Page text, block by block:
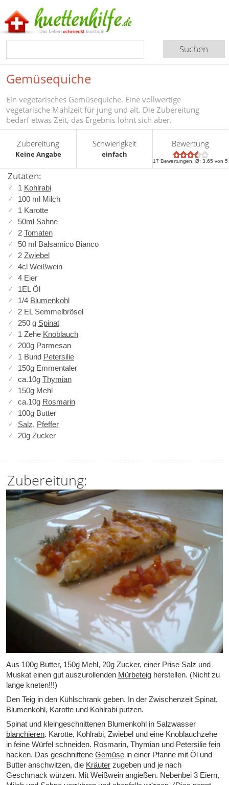
Gemüsequiche
Ein vegetarisches Gemüsequiche. Eine vollwertige
vegetarische Mahlzeit für jung und alt. Die Zubereitung
bedarf etwas Zeit, das Ergebnis lohnt sich aber.
Zubereitung
Keine Angabe
Schwierigkeit
einfach
Bewertung
17 Bewertungen, Ø:3,65 von 5
Zutaten:
1 Kohlrabi
100 ml Milch
1 Karotte
50ml Sahne
2 Tomaten
50 ml Balsamico Bianco
2 Zwiebel
4cl Weißwein
4 Eier
1EL Öl
1/4 Blumenkohl
2 EL Semmelbrösel
250 g Spinat
1 Zehe Knoblauch
200g Parmesan
1 Bund Petersilie
150g Emmentaler
ca.10g Thymian
150g Mehl
ca.10g Rosmarin
100g Butter
Salz, Pfeffer
20g Zucker
Zubereitung:
Aus 100g Butter, 150g Mehl, 20g Zucker, einer Prise Salz und
Muskat einen gut auszurollenden Mürbeteig herstellen. (Nicht zu
lange kneten!!!)
Den Teig in den Kühlschrank geben. In der Zwischenzeit Spinat,
Blumenkohl, Karotte und Kohlrabi putzen.
Spinat und kleingeschnittenen Blumenkohl in Salzwasser
blanchieren. Karotte, Kohlrabi, Zwiebel und eine Knoblauchzehe
in feine Würfel schneiden. Rosmarin, Thymian und Petersilie fein
hacken. Das geschnittene Gemüse in einer Pfanne mit Öl und
Butter anschwitzen, die Kräuter zugeben und je nach
Geschmack würzen. Mit Weißwein angießen. Nebenbei 3 Eiern,